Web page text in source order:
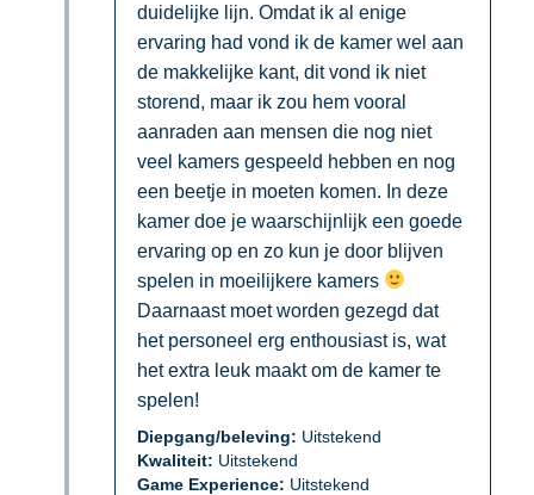
duidelijke lijn. Omdat ik al enige
ervaring had vond ik de kamer wel aan
de makkelijke kant, dit vond ik niet
storend, maar ik zou hem vooral
aanraden aan mensen die nog niet
veel kamers gespeeld hebben en nog
een beetje in moeten komen. In deze
kamer doe je waarschijnlijk een goede
ervaring op en zo kun je door blijven
spelen in moeilijkere kamers
Daarnaast moet worden gezegd dat
het personeel erg enthousiast is, wat
het extra leuk maakt om de kamer te
spelen!
Diepgang/beleving: Uitstekend
Kwaliteit: Uitstekend
Game Experience: Uitstekend